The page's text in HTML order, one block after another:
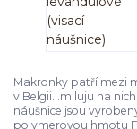
Makronky patří mezi
v Belgii...miluju na
náušnice jsou
polymerovou hmotu